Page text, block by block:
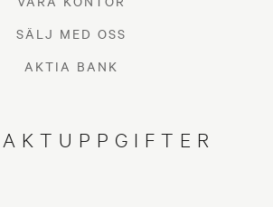
SÄLJ MED OSS
AKTIA BANK